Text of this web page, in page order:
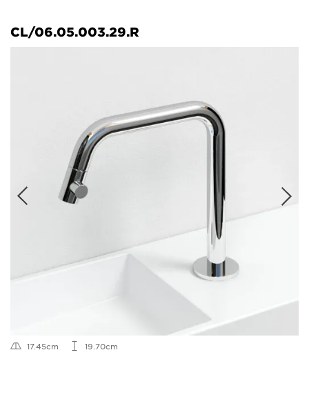
CL/06.05.003.29.R
17.45cm 19.70cm